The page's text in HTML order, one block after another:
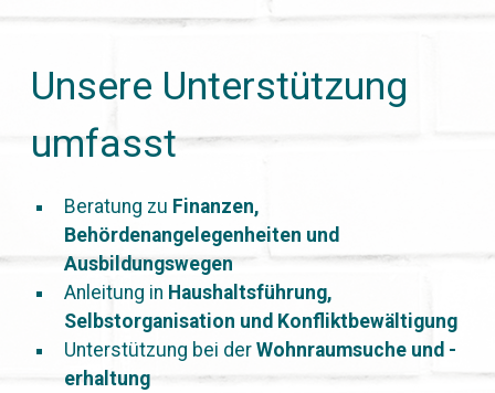
Unsere Unterstützung
umfasst
Beratung zu Finanzen,
Behördenangelegenheiten und
Ausbildungswegen
Anleitung in Haushaltsführung,
Selbstorganisation und Konfliktbewältigung
Unterstützung bei derWohnraumsuche und -
erhaltung